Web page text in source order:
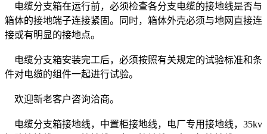
电缆分支箱在运行前，必须检查各分支电缆的接地线是否与
箱体的接地端子连接紧固。同时，箱体外壳必须与地网直接连
接或有明显的接地点。
电缆分支箱安装完工后，必须按照有关规定的试验标准和条
件对电缆的组件一起进行试验。
欢迎新老客户咨询洽商。
电缆分支箱接地线，中置柜接地线，电厂专用接地线，35kv